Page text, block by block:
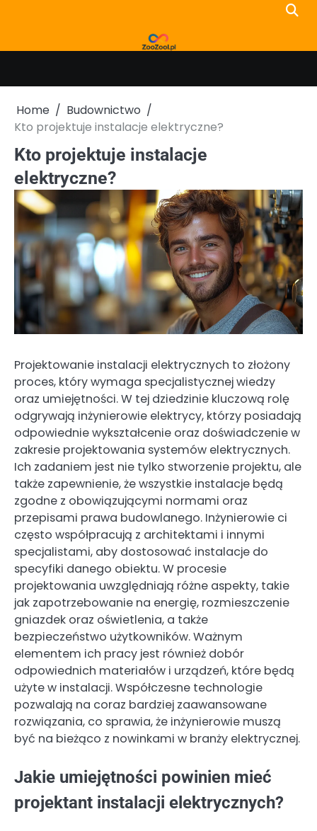
Home
Budownictwo
Kto projektuje instalacje elektryczne?
Kto projektuje instalacje
elektryczne?
Projektowanie instalacji elektrycznych to złożony
proces, który wymaga specjalistycznej wiedzy
oraz umiejętności. W tej dziedzinie kluczową rolę
odgrywają inżynierowie elektrycy, którzy posiadają
odpowiednie wykształcenie oraz doświadczenie w
zakresie projektowania systemów elektrycznych.
Ich zadaniem jest nie tylko stworzenie projektu, ale
także zapewnienie, że wszystkie instalacje będą
zgodne z obowiązującymi normami oraz
przepisami prawa budowlanego. Inżynierowie ci
często współpracują z architektami i innymi
specjalistami, aby dostosować instalacje do
specyfiki danego obiektu. W procesie
projektowania uwzględniają różne aspekty, takie
jak zapotrzebowanie na energię, rozmieszczenie
gniazdek oraz oświetlenia, a także
bezpieczeństwo użytkowników. Ważnym
elementem ich pracy jest również dobór
odpowiednich materiałów i urządzeń, które będą
użyte w instalacji. Współczesne technologie
pozwalają na coraz bardziej zaawansowane
rozwiązania, co sprawia, że inżynierowie muszą
być na bieżąco z nowinkami w branży elektrycznej.
Jakie umiejętności powinien mieć
projektant instalacji elektrycznych?